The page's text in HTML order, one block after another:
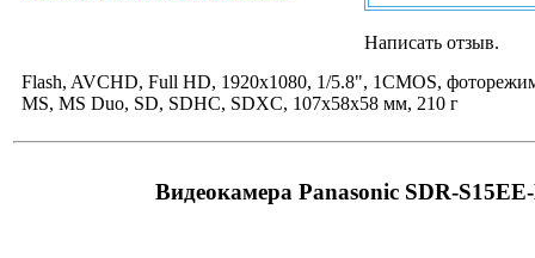
Написать отзыв.
Flash, AVCHD, Full HD, 1920x1080, 1/5.8", 1CMOS,
MS, MS Duo, SD, SDHC, SDXC, 107x58x58 мм, 210 г
Видеокамера Panasonic SDR-